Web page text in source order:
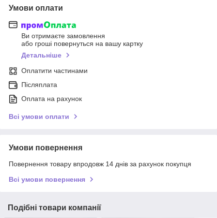
Умови оплати
Ви отримаєте замовлення
або гроші повернуться на вашу картку
Детальніше
Оплатити частинами
Післяплата
Оплата на рахунок
Всі умови оплати
Умови повернення
Повернення товару впродовж 14 днів за рахунок покупця
Всі умови повернення
Подібні товари компанії